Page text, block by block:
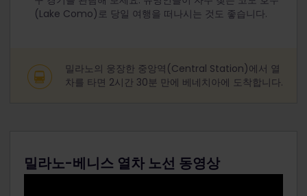
(Lake Como)로 당일 여행을 떠나시는 것도 좋습니다.
밀라노의 웅장한 중앙역(Central Station)에서 열
차를 타면 2시간 30분 만에 베네치아에 도착합니다.
밀라노-베니스 열차 노선 동영상